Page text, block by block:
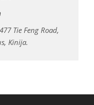
Tie Feng Road,
Kinija.